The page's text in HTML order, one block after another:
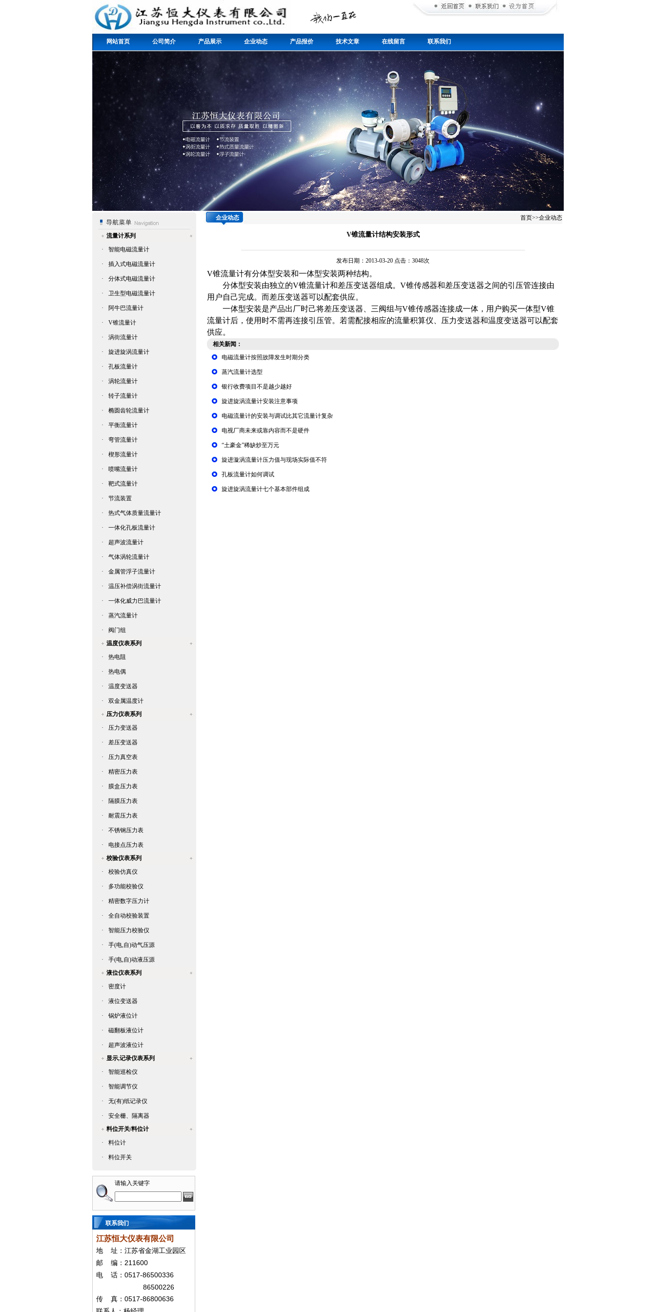
网站首页 公司简介 产品展示 企业动态 产品报价 技术文章 在线留言 联系我们
流量计系列
·
智能电磁流量计
· 插入式电磁流量计
· 分体式电磁流量计
· 卫生型电磁流量计
· 阿牛巴流量计
· V锥流量计
· 涡街流量计
· 旋进旋涡流量计
· 孔板流量计
· 涡轮流量计
· 转子流量计
· 椭圆齿轮流量计
· 平衡流量计
· 弯管流量计
· 楔形流量计
· 喷嘴流量计
· 靶式流量计
· 节流装置
· 热式气体质量流量计
· 一体化孔板流量计
· 超声波流量计
· 气体涡轮流量计
· 金属管浮子流量计
· 温压补偿涡街流量计
· 一体化威力巴流量计
· 蒸汽流量计
·
阀门组
温度仪表系列
·
热电阻
· 热电偶
· 温度变送器
·
双金属温度计
压力仪表系列
·
压力变送器
· 差压变送器
· 压力真空表
· 精密压力表
· 膜盒压力表
· 隔膜压力表
· 耐震压力表
· 不锈钢压力表
·
电接点压力表
校验仪表系列
·
校验仿真仪
· 多功能校验仪
· 精密数字压力计
· 全自动校验装置
· 智能压力校验仪
· 手(电,自)动气压源
·
手(电,自)动液压源
液位仪表系列
·
密度计
· 液位变送器
· 锅炉液位计
· 磁翻板液位计
·
超声波液位计
显示,记录仪表系列
·
智能巡检仪
· 智能调节仪
· 无(有)纸记录仪
·
安全栅、隔离器
料位开关/料位计
·
料位计
· 料位开关
请输入关键字
联系我们
江苏恒大仪表有限公司
地
址：江苏省金湖工业园区
邮
编： 211600
电 话： 0517-86500336
86500226
传 真： 0517-86800636
企业动态 首页>>企业动态
V锥流量计结构安装形式
发布日期：2013-03-20 点击：3048次
V锥流量计有分体型安装和一体型安装两种结构。
分体型安装由独立的V锥流量计和差压变送器组成。V锥传感器和差压变送器之间的引压管连接由
用户自己完成。而差压变送器可以配套供应。
一体型安装是产品出厂时己将差压变送器、三阀组与V锥传感器连接成一体，用户购买一体型V锥
流量计后，使用时不需再连接引压管。若需配接相应的流量积算仪 、压力变送器和温度变送器可以配套
供应。
相关新闻：
电磁流量计按照故障发生时期分类
蒸汽流量计选型
银行收费项目不是越少越好
旋进旋涡流量计安装注意事项
电磁流量计的安装与调试比其它流量计复杂
电视厂商未来或靠内容而不是硬件
“土豪金”稀缺炒至万元
旋进漩涡流量计压力值与现场实际值不符
孔板流量计如何调试
旋进旋涡流量计七个基本部件组成